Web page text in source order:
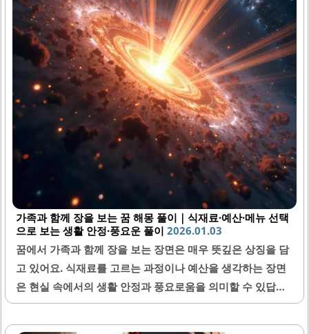
나 목표를 함께 나누고자 하는 바람을 반영할 수 있어요. 또한
이 꿈은 행운이 찾아오길 바라는 기대감을 나타내기도 합니
다. 하지만 항상 좋은 의미만 있는 것은 아니어서,..
가족과 함께 장을 보는 꿈 해몽 풀이｜식재료·예산·메뉴 선택
으로 보는 생활 안정·풍요운 풀이 2026.01.03
꿈에서 가족과 함께 장을 보는 장면은 매우 뜻깊은 상징을 담
고 있어요. 식재료를 고르는 과정이나 예산을 생각하는 장면
은 현실 속에서의 생활 안정과 풍요로움을 의미할 수 있답니
다. 가족과 함께하는 장보기 꿈은 특히 관계와 공동체 의식을
상징하며, 삶의 만족도를 높이는 신호일 가능성이 크죠. 이번